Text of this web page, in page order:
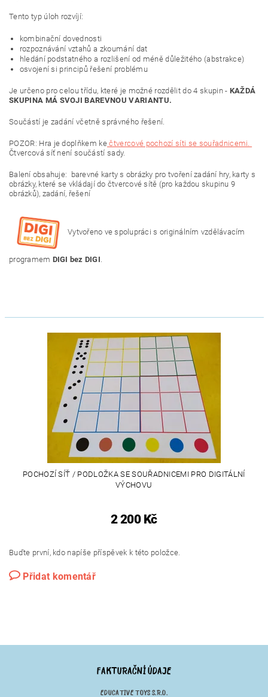
Tento typ úloh rozvíjí:
kombinační dovednosti
rozpoznávání vztahů a zkoumání dat
hledání podstatného a rozlišení od méně důležitého (abstrakce)
osvojení si principů řešení problému
Je určeno pro celou třídu, které je možné rozdělit do 4 skupin - KAŽDÁ
SKUPINA MÁ SVOJI BAREVNOU VARIANTU.
Součástí je zadání včetně správného řešení.
POZOR: Hra je doplňkem ke čtvercové pochozí síti se souřadnicemi.
Čtvercová síť není součástí sady.
Balení obsahuje: barevné karty s obrázky pro tvoření zadání hry, karty s
obrázky, které se vkládají do čtvercové sítě (pro každou skupinu 9
obrázků), zadání, řešení
Vytvořeno ve spolupráci s originálním vzdělávacím
programem DIGI bez DIGI.
POCHOZÍ SÍŤ / PODLOŽKA SE SOUŘADNICEMI PRO DIGITÁLNÍ
VÝCHOVU
2 200 Kč
Buďte první, kdo napíše příspěvek k této položce.
Přidat komentář
FAKTURAČNÍ ÚDAJE
EDUCATIVE TOYS S.R.O.